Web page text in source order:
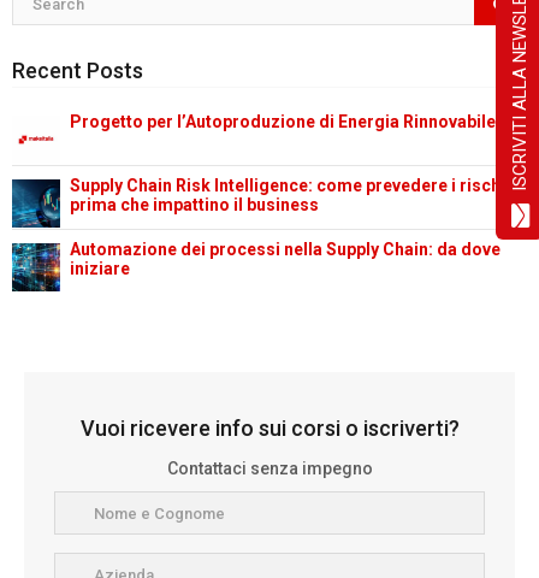
Recent Posts
Progetto per l’Autoproduzione di Energia Rinnovabile
Supply Chain Risk Intelligence: come prevedere i rischi
prima che impattino il business
Automazione dei processi nella Supply Chain: da dove
iniziare
Vuoi ricevere info sui corsi o iscriverti?
Contattaci senza impegno
ISCRIVITI ALLA NEWSLETTER!